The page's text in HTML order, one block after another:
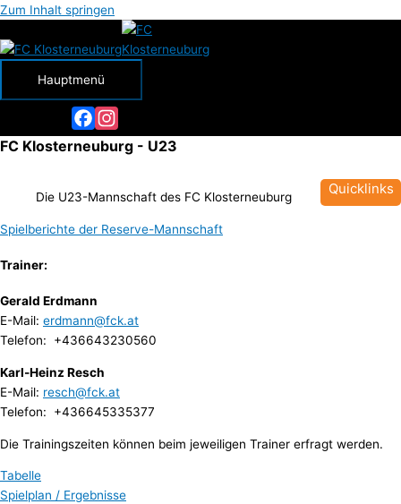
Zum Inhalt springen
Hauptmenü
Facebook
Instagram
FC Klosterneuburg - U23
Die U23-Mannschaft des FC Klosterneuburg
Spielberichte der Reserve-Mannschaft
Trainer:
Gerald Erdmann
E-Mail: erdmann@fck.at
Telefon: +436643230560
Karl-Heinz Resch
E-Mail: resch@fck.at
Telefon: +436645335377
Die Trainingszeiten können beim jeweiligen Trainer erfragt werden.
Tabelle
Spielplan / Ergebnisse
Quicklinks